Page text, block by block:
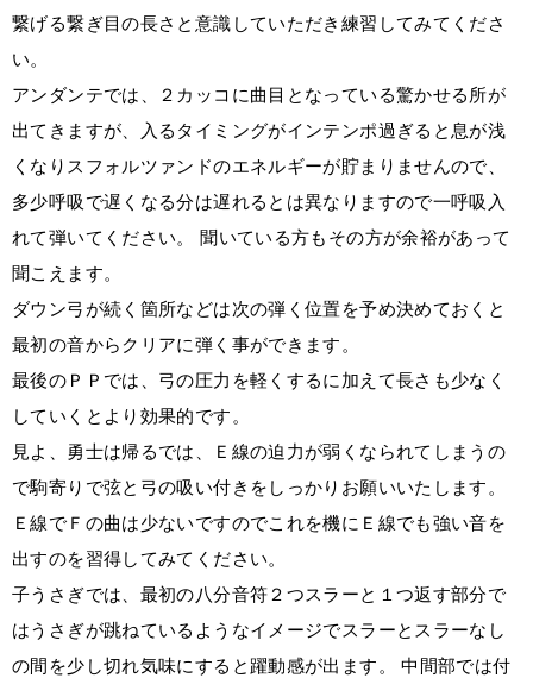
繋げる繋ぎ目の長さと意識していただき練習してみてくださ
い。
アンダンテでは、２カッコに曲目となっている驚かせる所が
出てきますが、入るタイミングがインテンポ過ぎると息が浅
くなりスフォルツァンドのエネルギーが貯まりませんので、
多少呼吸で遅くなる分は遅れるとは異なりますので一呼吸入
れて弾いてください。 聞いている方もその方が余裕があって
聞こえます。
ダウン弓が続く箇所などは次の弾く位置を予め決めておくと
最初の音からクリアに弾く事ができます。
最後のＰＰでは、弓の圧力を軽くするに加えて長さも少なく
していくとより効果的です。
見よ、勇士は帰るでは、Ｅ線の迫力が弱くなられてしまうの
で駒寄りで弦と弓の吸い付きをしっかりお願いいたします。
Ｅ線でＦの曲は少ないですのでこれを機にＥ線でも強い音を
出すのを習得してみてください。
子うさぎでは、最初の八分音符２つスラーと１つ返す部分で
はうさぎが跳ねているようなイメージでスラーとスラーなし
の間を少し切れ気味にすると躍動感が出ます。 中間部では付